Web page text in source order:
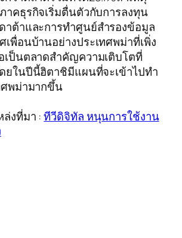
าคธุรกิจเริ่มตื่นตัวกับการลงทุน
าต้าและการทำศูนย์สำรองข้อมูล
เพื่อนบ้านอย่างประเทศพม่าที่เพิ่ง
เป็นตลาดสำคัญความเติบโตที่
ยในปีนี้ฮิตาชิมีแผนที่จะเข้าไปทำ
พม่ามากขึ้น
งที่มา :ทีวีดิจิทัล หนุนการใช้งาน